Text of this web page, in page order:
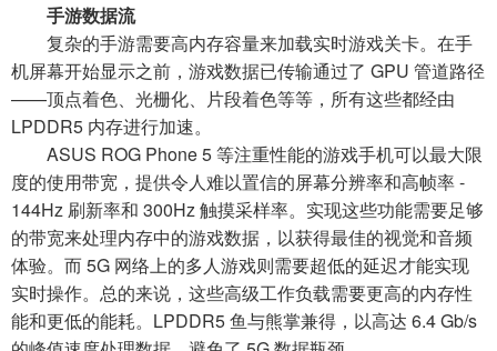
手游数据流
复杂的手游需要高内存容量来加载实时游戏关卡。在手
机屏幕开始显示之前，游戏数据已传输通过了 GPU 管道路径
——顶点着色、光栅化、片段着色等等，所有这些都经由
LPDDR5 内存进行加速。
ASUS ROG Phone 5 等注重性能的游戏手机可以最大限
度的使用带宽，提供令人难以置信的屏幕分辨率和高帧率 -
144Hz 刷新率和 300Hz 触摸采样率。实现这些功能需要足够
的带宽来处理内存中的游戏数据，以获得最佳的视觉和音频
体验。而 5G 网络上的多人游戏则需要超低的延迟才能实现
实时操作。总的来说，这些高级工作负载需要更高的内存性
能和更低的能耗。LPDDR5 鱼与熊掌兼得，以高达 6.4 Gb/s